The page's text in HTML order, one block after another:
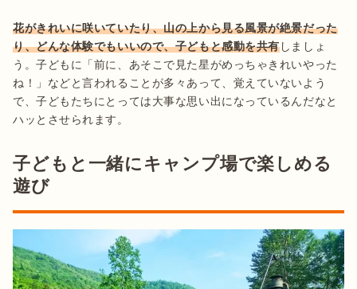
花がきれいに咲いていたり、山の上から見る風景が絶景だった
り、どんな体験でもいいので、子どもと感動を共有しましょ
う。子どもに「前に、あそこで見た星がめっちゃきれいやった
ね！」などと言われることが多々あって、覚えていないよう
で、子どもたちにとっては大事な思い出になっているんだなと
ハッとさせられます。
子どもと一緒にキャンプ場で楽しめる
遊び